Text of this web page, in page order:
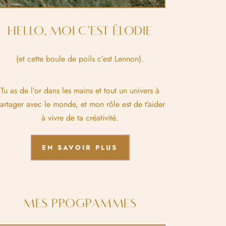
HELLO, MOI C’EST ËLODIE
(et cette boule de poils c’est Lennon).
Tu as de l’or dans les mains et tout un univers à
avec le monde, et mon rôle est de t’aider
à vivre de ta créativité.
EN SAVOIR PLUS
MES PROGRAMMES